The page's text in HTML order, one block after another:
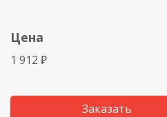
Цена
1 912 ₽
Заказать